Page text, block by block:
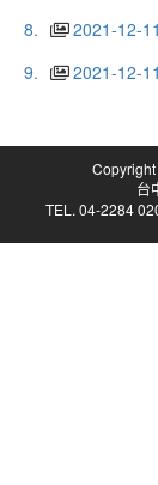
8.
2021-12-
9.
2021-12-
台
TEL. 04-2284